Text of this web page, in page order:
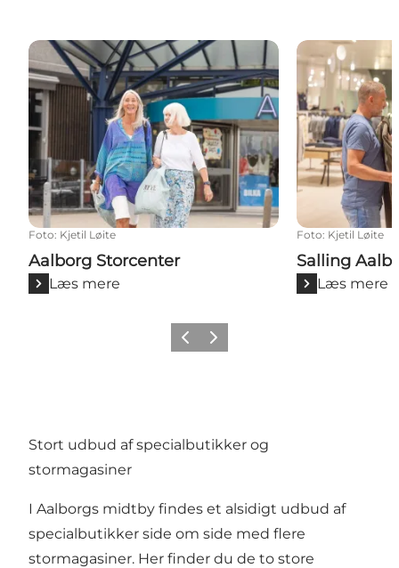
Aalborg Storcenter
Foto: Kjetil Løite
Aalborg Storcenter
Læs mere
Salling
Foto: Kjetil Løite
Salling
Læs mere
ForrigeNæste
Stort udbud af specialbutikker og
stormagasiner
I Aalborgs midtby findes et alsidigt udbud af
specialbutikker side om side med flere
stormagasiner. Her finder du de to store